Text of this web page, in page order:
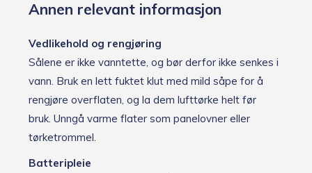
Annen relevant informasjon
Vedlikehold og rengjøring
Sålene er ikke vanntette, og bør derfor ikke senkes i
vann. Bruk en lett fuktet klut med mild såpe for å
rengjøre overflaten, og la dem lufttørke helt før
bruk. Unngå varme flater som panelovner eller
tørketrommel.
Batteripleie